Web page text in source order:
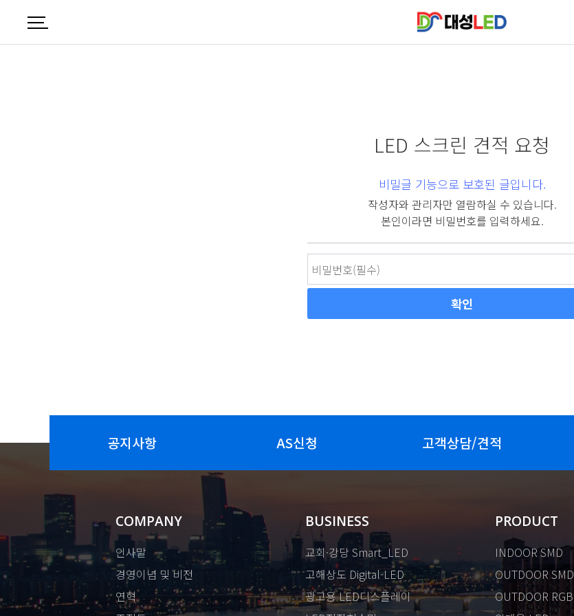
LED 스크린 견적 요청
비밀글 기능으로 보호된 글입니다.
작성자와 관리자만 열람하실 수 있습니다.
본인이라면 비밀번호를 입력하세요.
공지사항 AS신청 고객상담/견적
COMPANY
인사말
경영이념 및 비전
연혁
BUSINESS
교회·강당 Smart_LED
고해상도 Digital-LED
광고용 LED디스플레이
PRODUCT
INDOOR SMD
OUTDOOR SMD
OUTDOOR RGB